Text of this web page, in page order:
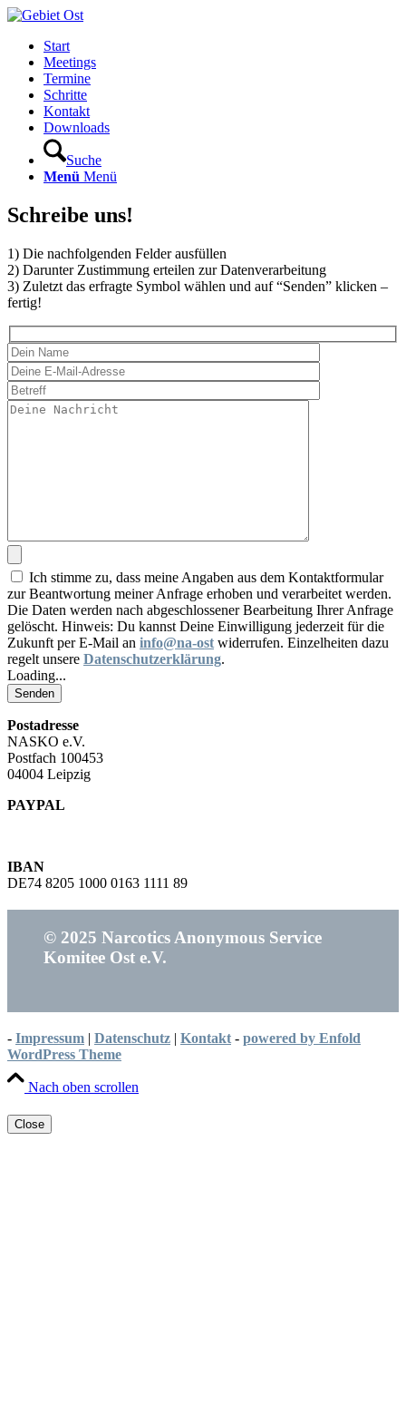
Start
Meetings
Termine
Schritte
Kontakt
Downloads
Suche
Menü Menü
Schreibe uns!
1) Die nachfolgenden Felder ausfüllen
2) Darunter Zustimmung erteilen zur Datenverarbeitung
3) Zuletzt das erfragte Symbol wählen und auf “Senden” klicken –
fertig!
Ich stimme zu, dass meine Angaben aus dem Kontaktformular
zur Beantwortung meiner Anfrage erhoben und verarbeitet werden.
Die Daten werden nach abgeschlossener Bearbeitung Ihrer Anfrage
gelöscht. Hinweis: Du kannst Deine Einwilligung jederzeit für die
Zukunft per E-Mail an info@na-ostwiderrufen. Einzelheiten dazu
regelt unsere Datenschutzerklärung.
Loading...
Postadresse
NASKO e.V.
Postfach 100453
04004 Leipzig
PAYPAL
IBAN
DE74 8205 1000 0163 1111 89
© 2025 Narcotics Anonymous Service
Komitee Ost e.V.
- Impressum | Datenschutz | Kontakt - powered by Enfold
WordPress Theme
Nach oben scrollen
Close